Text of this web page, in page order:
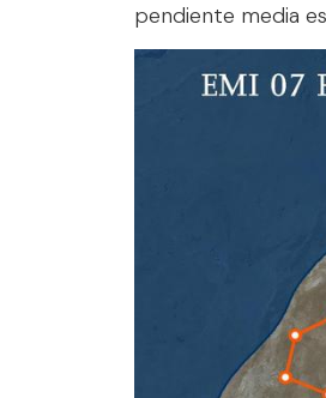
pendiente media